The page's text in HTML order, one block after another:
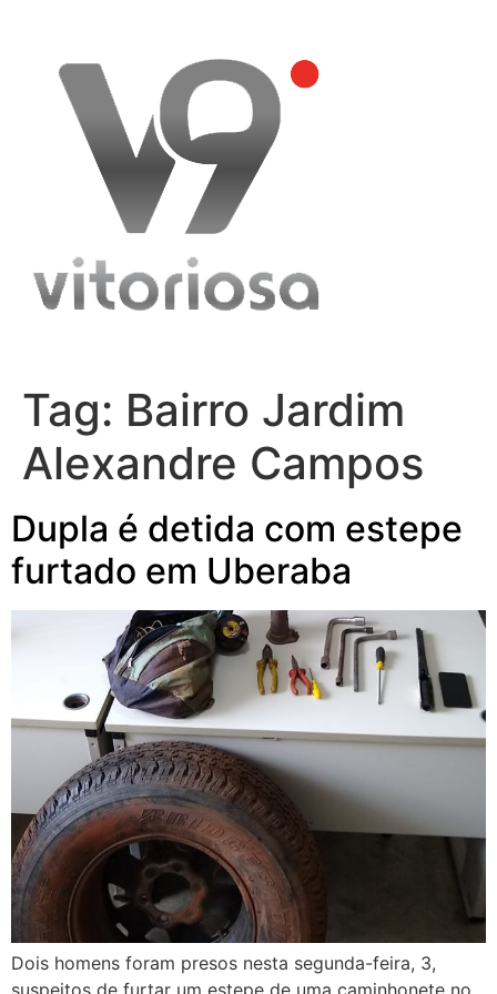
content
Tag: Bairro Jardim
Alexandre Campos
Dupla é detida com estepe
furtado em Uberaba
Dois homens foram presos nesta segunda-feira, 3,
suspeitos de furtar um estepe de uma caminhonete no